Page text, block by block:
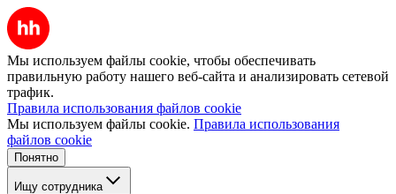
Мы используем файлы cookie, чтобы обеспечивать
правильную работу нашего веб-сайта и анализировать сетевой
трафик.
Правила использования файлов cookie
Мы используем файлы cookie. Правила использования
файлов cookie
Понятно
Ищу сотрудника